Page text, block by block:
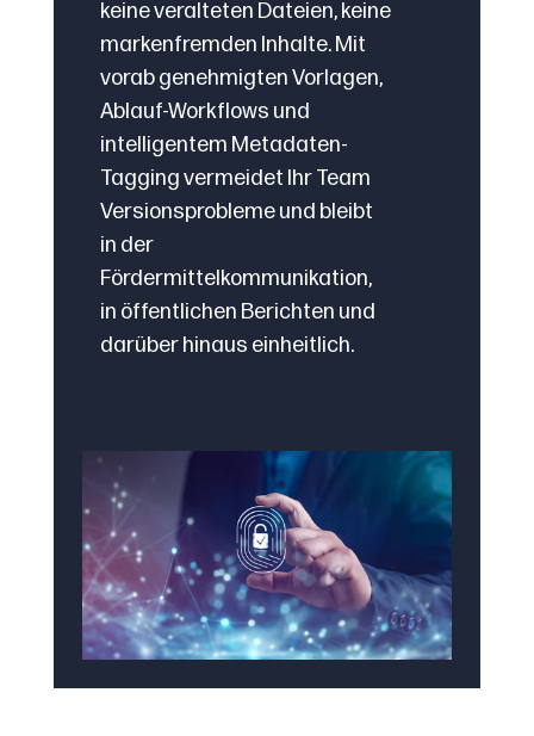
keine veralteten Dateien, keine
markenfremden Inhalte. Mit
vorab genehmigten Vorlagen,
Ablauf-Workflows und
intelligentem Metadaten-
Tagging vermeidet Ihr Team
Versionsprobleme und bleibt
in der
Fördermittelkommunikation,
in öffentlichen Berichten und
darüber hinaus einheitlich.